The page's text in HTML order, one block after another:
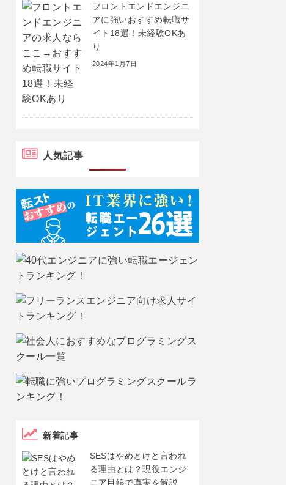
フロントエンドエンジニ
アに強いおすすめ転職サ
イト18選！未経験OKあ
り
2024年1月7日
人気記事
新着記事
SESはやめとけと言われ
る理由とは？現役エンジ
ニア目線で真実を解説